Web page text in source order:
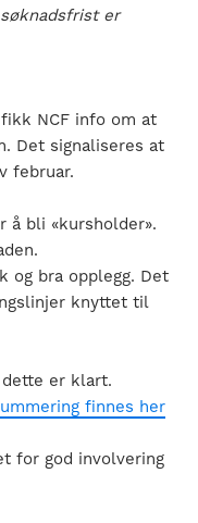
er
NCF info om at
Det signaliseres at
februar.
å bli «kursholder».
og bra opplegg. Det
knyttet til
er klart.
finnes her
for god involvering